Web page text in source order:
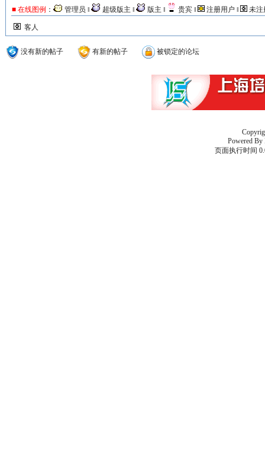
■ 在线图例 ： 管理员 ‖ 超级版主 ‖ 版主 ‖ 贵宾 ‖ 注册用户 ‖ 未注
客人
没有新的帖子 有新的帖子 被锁定的论坛
Powered By
页面执行时间